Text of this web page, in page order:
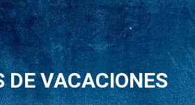
DE VACACIONES